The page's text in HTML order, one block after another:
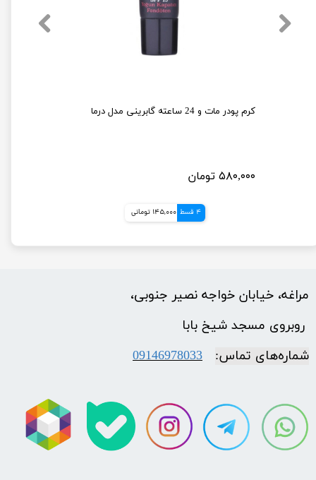
کرم پودر مات و 24 ساعته گابرینی مدل درما
۵۸۰,۰۰۰ تومان
4 قسط 145,000 تومانی
مراغه، خیابان خواجه نصیر جنوبی،
​​​​​​​ روبروی مسجد شیخ بابا
شماره‌‌های تماس:
09146978033